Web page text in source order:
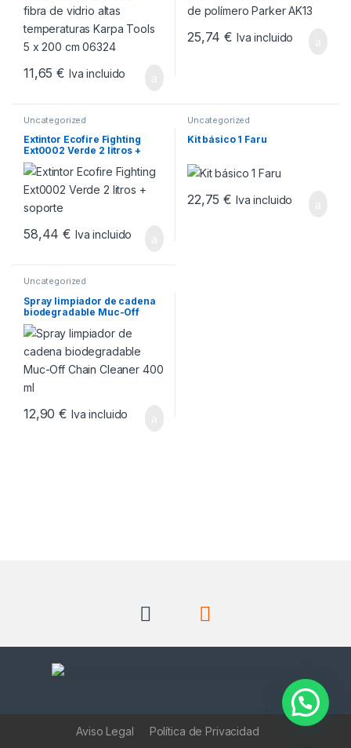
11,65€ Iva incluido
25,74€ Iva incluido
Uncategorized
Extintor Ecofire Fighting
Ext0002 Verde 2 litros +
soporte
58,44€ Iva incluido
Uncategorized
Kit básico 1 Faru
22,75€ Iva incluido
Uncategorized
Spray limpiador de cadena
biodegradable Muc-Off
Chain Cleaner 400 ml
12,90€ Iva incluido
Aviso Legal Política de Privacidad